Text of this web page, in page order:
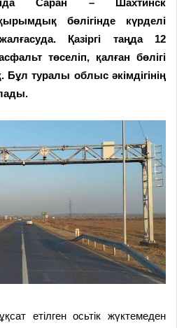
бөлігінде күрделі
Қазіргі таңда 12
төселіп, қалған бөлігі
туралы облыс әкімдігінің
етілген осьтік жүктемеден